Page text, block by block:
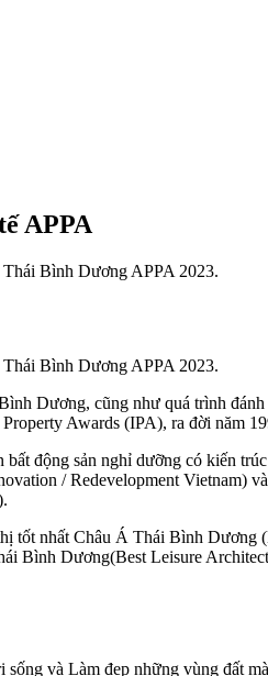
APPA
Thái Bình Dương APPA 2023.
Thái Bình Dương APPA 2023.
Dương, cũng như quá trình
Awards (IPA), ra đời năm
động sản nghỉ dưỡng có kiến
/ Redevelopment Vietnam)
nhất Châu Á Thái Bình Dương
Bình Dương(Best Leisure
và Làm đẹp những vùng đất